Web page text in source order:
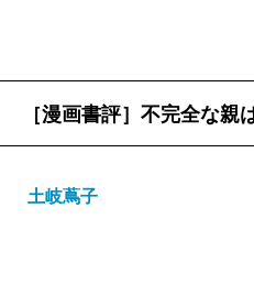
子どもはある日突然成長
なって」を、毎日顔を合わ
世界が変わる経験
［漫画書評］不完全な親
土岐蔦子